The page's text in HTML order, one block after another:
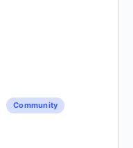
Community